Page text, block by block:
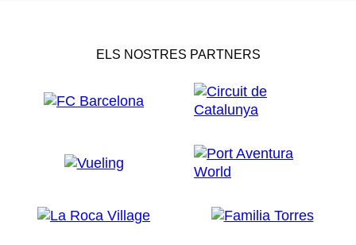
ELS NOSTRES PARTNERS